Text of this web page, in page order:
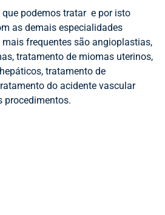
podemos tratar e por isto
as demais especialidades
frequentes são angioplastias,
tratamento de miomas uterinos,
tratamento de
do acidente vascular
procedimentos.